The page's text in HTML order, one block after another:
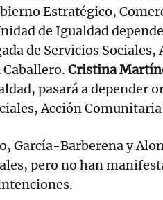
Estratégico,
de Igualdad
de Servicios
Cristina
pasará a depender
Acción
García-Barberena y
pero no han